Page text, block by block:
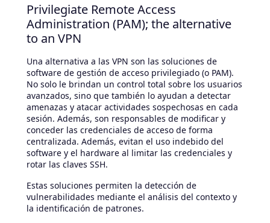
Privilegiate Remote Access
Administration (PAM); the alternative
to an VPN
Una alternativa a las VPN son las soluciones de
software de gestión de acceso privilegiado (o PAM).
No solo le brindan un control total sobre los usuarios
avanzados, sino que también lo ayudan a detectar
amenazas y atacar actividades sospechosas en cada
sesión. Además, son responsables de modificar y
conceder las credenciales de acceso de forma
centralizada. Además, evitan el uso indebido del
software y el hardware al limitar las credenciales y
rotar las claves SSH.
Estas soluciones permiten la detección de
vulnerabilidades mediante el análisis del contexto y
la identificación de patrones.